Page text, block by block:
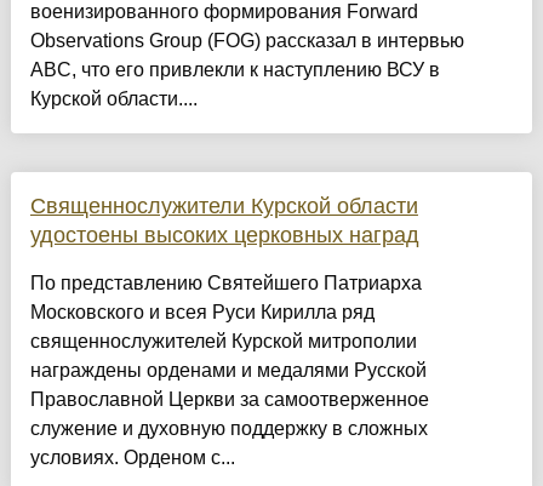
военизированного формирования Forward
Observations Group (FOG) рассказал в интервью
ABC, что его привлекли к наступлению ВСУ в
Курской области....
Священнослужители Курской области
удостоены высоких церковных наград
По представлению Святейшего Патриарха
Московского и всея Руси Кирилла ряд
священнослужителей Курской митрополии
награждены орденами и медалями Русской
Православной Церкви за самоотверженное
служение и духовную поддержку в сложных
условиях. Орденом с...